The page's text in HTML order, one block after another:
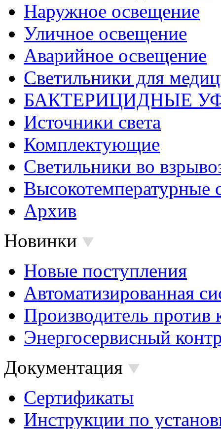
Наружное освещение
Уличное освещение
Аварийное освещение
Светильники для
БАКТЕРИЦИДНЫЕ
Источники света
Комплектующие
Светильники во
Высокотемпературные
Архив
Новинки
Новые поступления
Автоматизированная
Производитель против
Энергосервисный
Документация
Сертификаты
Инструкции по